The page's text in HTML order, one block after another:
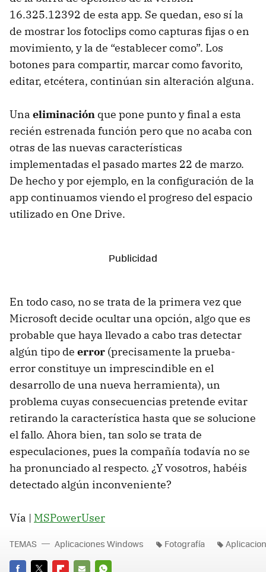
16.325.12392 de esta app. Se quedan, eso sí la
de mostrar los fotoclips como capturas fijas o en
movimiento, y la de “establecer como”. Los
botones para compartir, marcar como favorito,
editar, etcétera, continúan sin alteración alguna.
Una eliminación que pone punto y final a esta
recién estrenada función pero que no acaba con
otras de las nuevas características
implementadas el pasado martes 22 de marzo.
De hecho y por ejemplo, en la configuración de la
app continuamos viendo el progreso del espacio
utilizado en One Drive.
En todo caso, no se trata de la primera vez que
Microsoft decide ocultar una opción, algo que es
probable que haya llevado a cabo tras detectar
algún tipo de error (precisamente la prueba-
error constituye un imprescindible en el
desarrollo de una nueva herramienta), un
problema cuyas consecuencias pretende evitar
retirando la característica hasta que se solucione
el fallo. Ahora bien, tan solo se trata de
especulaciones, pues la compañía todavía no se
ha pronunciado al respecto. ¿Y vosotros, habéis
detectado algún inconveniente?
Vía | MSPowerUser
TEMAS Aplicaciones Windows Fotografía